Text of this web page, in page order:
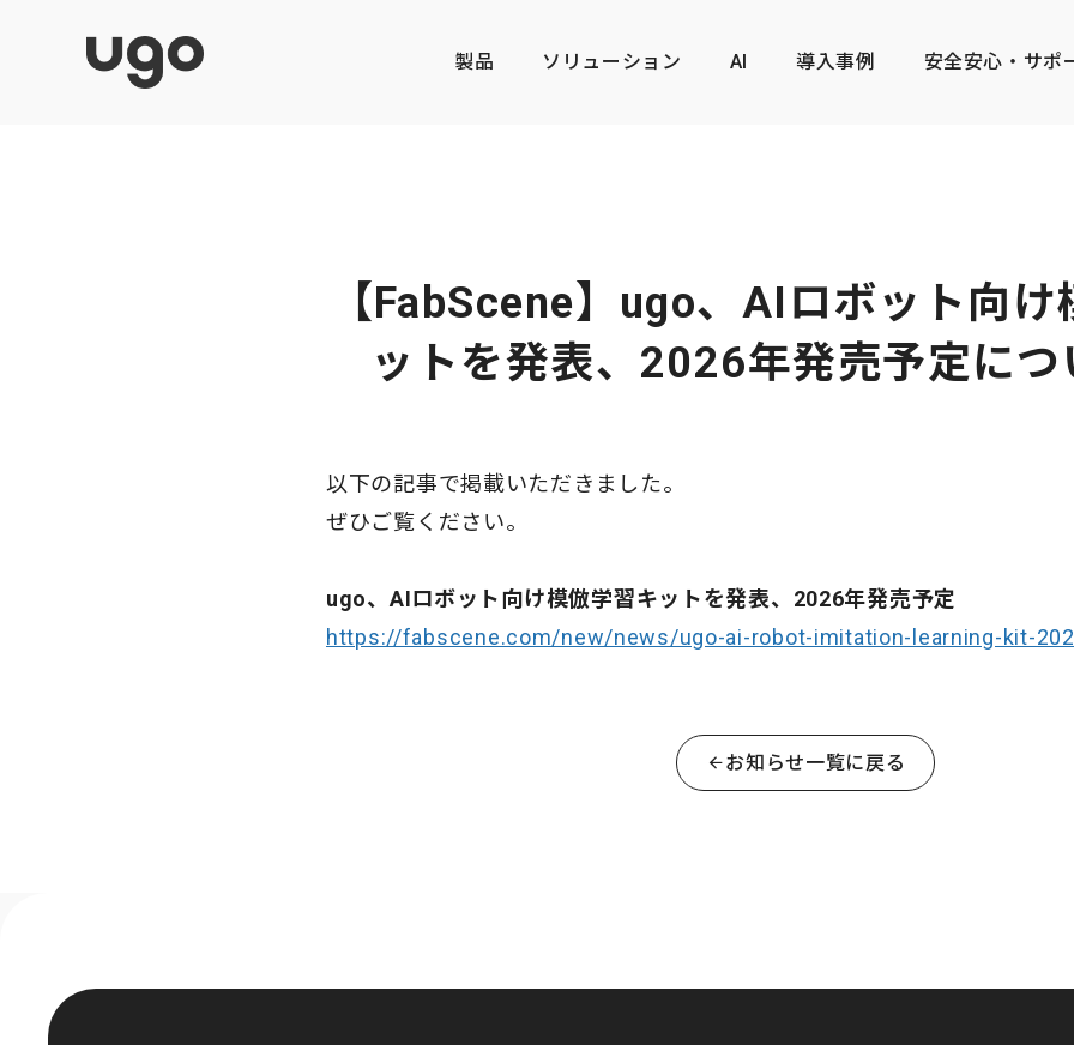
製品 ソリューション AI 導入事例 安全安心・サポ
【FabScene】ugo、AIロボット向
ットを発表、2026年発売予定につ
以下の記事で掲載いただきました。
ぜひご覧ください。
ugo、AIロボット向け模倣学習キットを発表、2026年発売予定
https://fabscene.com/new/news/ugo-ai-robot-imitation-learning-kit-
お知らせ一覧に戻る